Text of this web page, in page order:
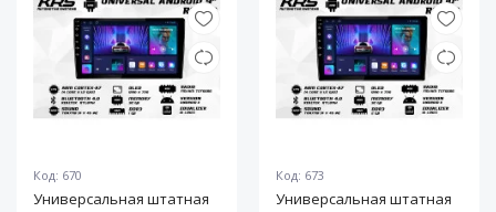
Код: 670
Универсальная штатная
Код: 673
Универсальная штатная